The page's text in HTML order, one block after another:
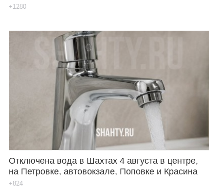
+1280
Отключена вода в Шахтах 4 августа в центре,
на Петровке, автовокзале, Поповке и Красина
+824